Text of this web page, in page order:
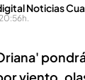
Noticias